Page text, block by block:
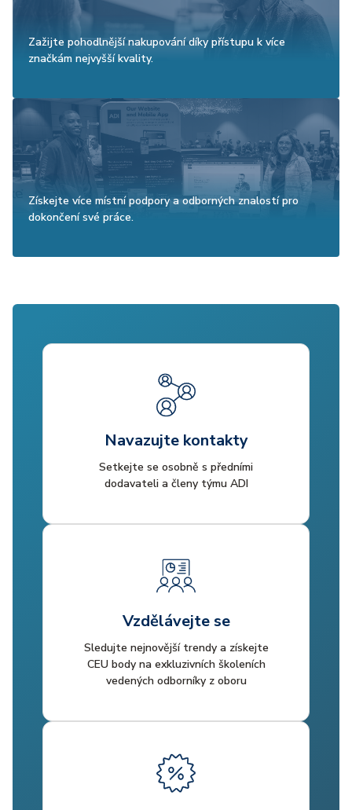
Zažijte pohodlnější nakupování díky přístupu k více
značkám nejvyšší kvality.
Získejte více místní podpory a odborných znalostí pro
dokončení své práce.
Navazujte kontakty
Setkejte se osobně s předními
dodavateli a členy týmu ADI
Vzdělávejte se
Sledujte nejnovější trendy a získejte
CEU body na exkluzivních školeních
vedených odborníky z oboru